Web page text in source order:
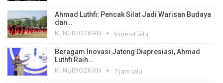
Ahmad Luthfi: Pencak Silat Jadi Warisan Budaya
dan…
M. NURROZIKAN 9 menit lalu
Beragam Inovasi Jateng Diapresiasi, Ahmad
Luthfi Raih…
M. NURROZIKAN 7 jam lalu